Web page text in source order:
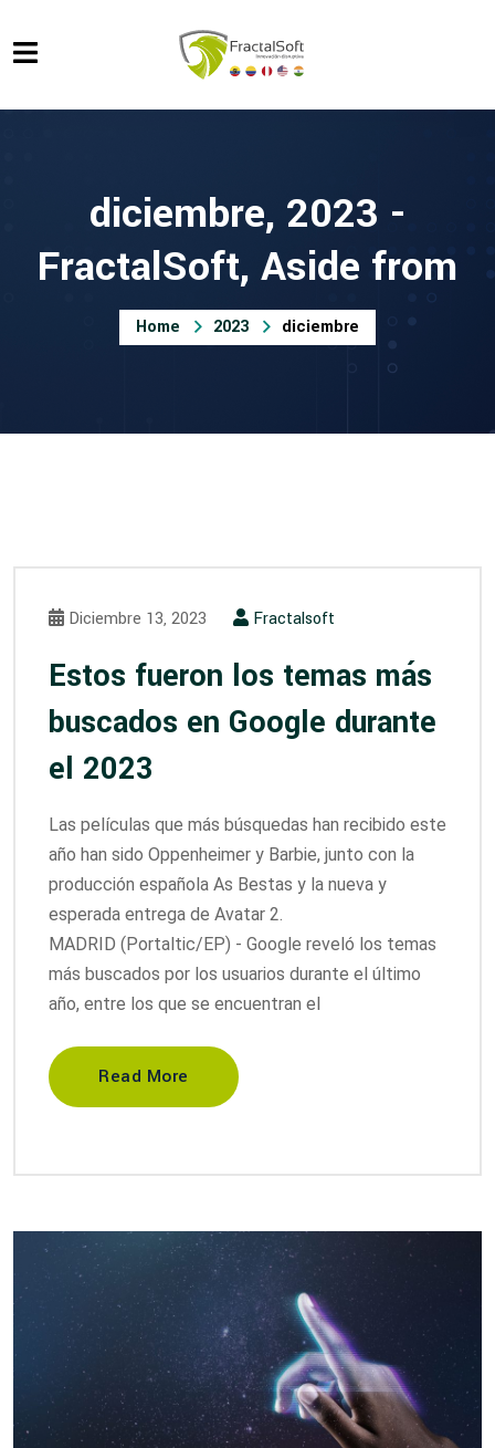
diciembre, 2023 -
FractalSoft, Aside from
Home 2023 diciembre
Diciembre 13, 2023 Fractalsoft
Estos fueron los temas más
buscados en Google durante
el 2023
Las películas que más búsquedas han recibido este
año han sido Oppenheimer y Barbie, junto con la
producción española As Bestas y la nueva y
esperada entrega de Avatar 2.
MADRID (Portaltic/EP) - Google reveló los temas
más buscados por los usuarios durante el último
año, entre los que se encuentran el
Read More